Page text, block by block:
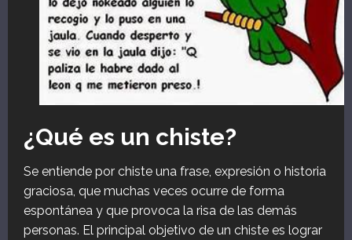
¿Qué es un chiste?
Se entiende por chiste una frase, expresión o historia
graciosa, que muchas veces ocurre de forma
espontánea y que provoca la risa de las demás
personas. El principal objetivo de un chiste es lograr